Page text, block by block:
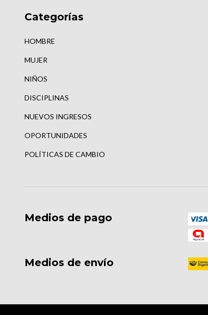
Categorías
HOMBRE
MUJER
NIÑOS
DISCIPLINAS
NUEVOS INGRESOS
OPORTUNIDADES
POLÍTICAS DE CAMBIO
Medios de pago
Medios de envío